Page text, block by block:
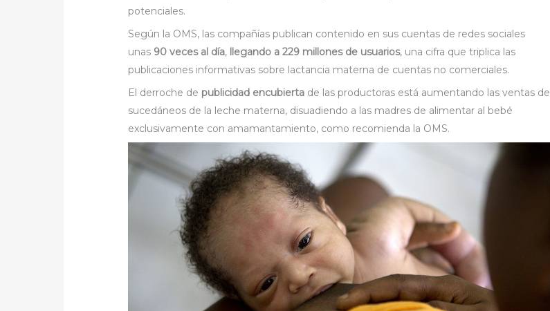
potenciales.
Según la OMS, las compañías publican contenido en sus cuentas de redes sociales
unas 90 veces al día, llegando a 229 millones de usuarios, una cifra que triplica las
publicaciones informativas sobre lactancia materna de cuentas no comerciales.
El derroche de publicidad encubierta de las productoras está aumentando las ventas de
sucedáneos de la leche materna, disuadiendo a las madres de alimentar al bebé
exclusivamente con amamantamiento, como recomienda la OMS.